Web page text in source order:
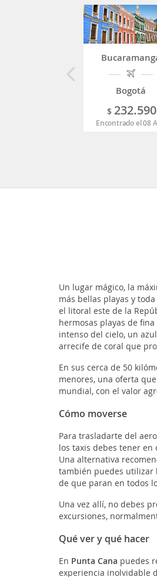
Bogotá
$ 232.590
Encontrado el 08
Un lugar mágico, la
más bellas playas y
el litoral este de la
hermosas playas de
intenso del cielo, un
arrecife de coral que
En sus cerca de 50
menores, una oferta
mundial, con el valor
Cómo moverse
Para trasladarte del
los taxis debes tener
Una alternativa
también puedes utilizar
de que paran en todos
Una vez allí, no debes
excursiones,
Qué ver y qué hacer
En Punta Cana puedes
experiencia inolvidable